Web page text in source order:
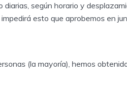
según horario y
esto que aprobemos en
(la mayoría), hemos